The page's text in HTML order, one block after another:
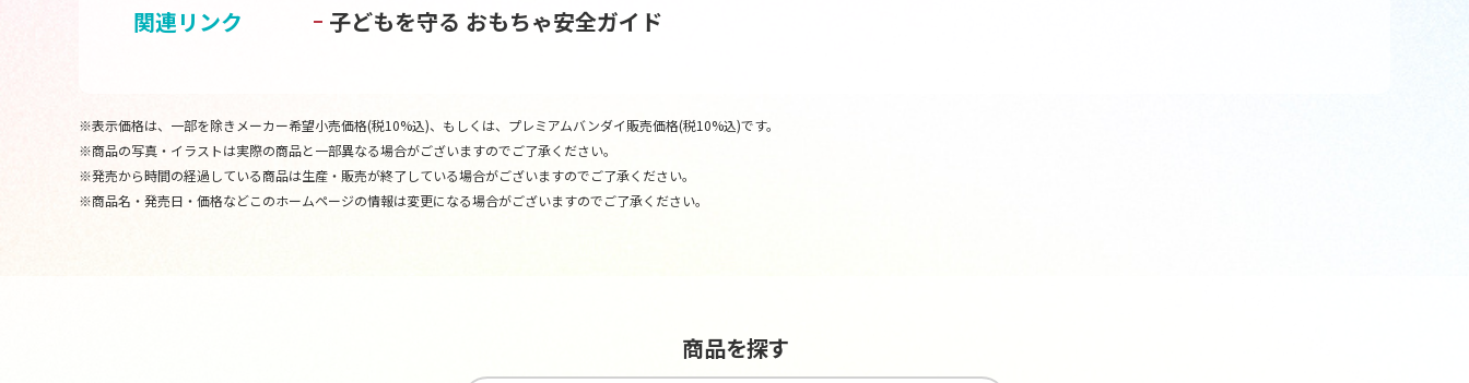
関連リンク 子どもを守る おもちゃ安全ガイド
※表示価格は、一部を除きメーカー希望小売価格(税10%込)、もしくは、プレミアムバンダイ販売価格(税10%込)です。
※商品の写真・イラストは実際の商品と一部異なる場合がございますのでご了承ください。
※発売から時間の経過している商品は生産・販売が終了している場合がございますのでご了承ください。
※商品名・発売日・価格などこのホームページの情報は変更になる場合がございますのでご了承ください。
商品を探す